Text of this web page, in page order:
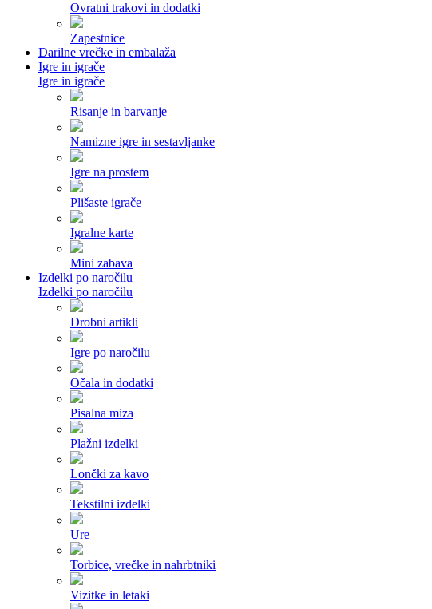
Ovratni trakovi in dodatki
Zapestnice
Darilne vrečke in embalaža
Igre in igrače
Igre in igrače
Risanje in barvanje
Namizne igre in sestavljanke
Igre na prostem
Plišaste igrače
Igralne karte
Mini zabava
Izdelki po naročilu
Izdelki po naročilu
Drobni artikli
Igre po naročilu
Očala in dodatki
Pisalna miza
Plažni izdelki
Lončki za kavo
Tekstilni izdelki
Ure
Torbice, vrečke in nahrbtniki
Vizitke in letaki